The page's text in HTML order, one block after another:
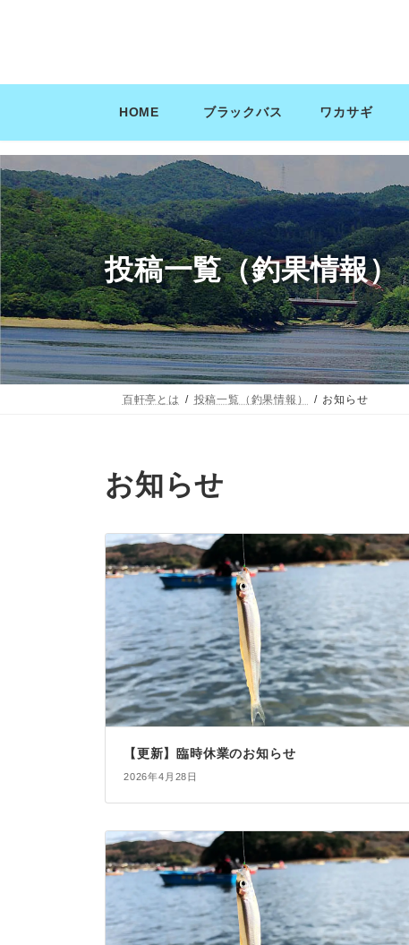
ン
ス
キ
ッ
プ
ー
ン
に
移
動
HOME ブラックバス ワカサギ
投稿一覧（釣果情報）
百軒亭とは 投稿一覧（釣果情報） お知らせ
お知らせ
【更新】臨時休業のお知らせ
2026年4月28日